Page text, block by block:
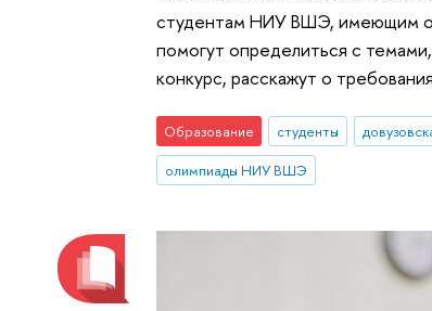
студентам НИУ ВШЭ, имеющим
помогут определиться с
конкурс, расскажут о
Образование студенты
олимпиады НИУ ВШЭ